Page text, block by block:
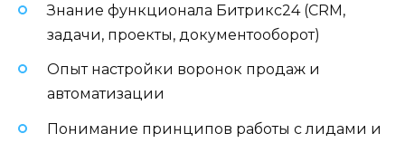
Знание функционала Битрикс24 (CRM,
задачи, проекты, документооборот)
Опыт настройки воронок продаж и
автоматизации
Понимание принципов работы с лидами и